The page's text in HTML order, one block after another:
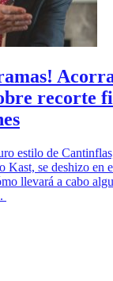
recorte
estilo de
Kast, se deshizo en
llevará a cabo